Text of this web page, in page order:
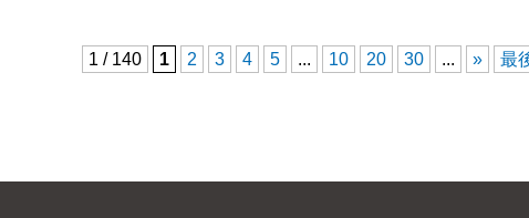
1 / 140 1 2 3 4 5 ... 10 20 30 ... » 最